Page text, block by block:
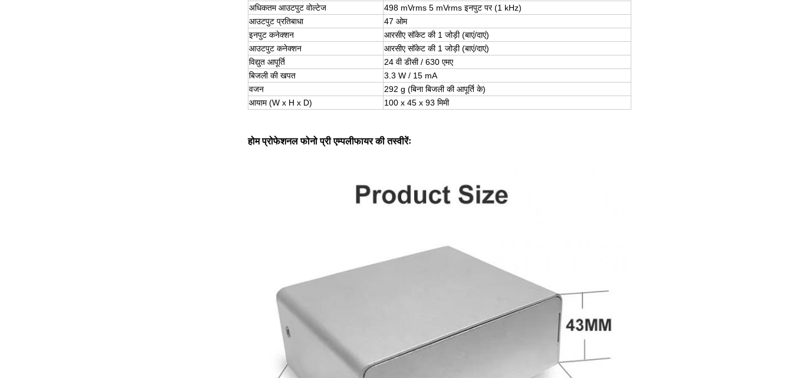
अधिकतम आउटपुट वोल्टेज
498 mVrms 5 mVrms इनपुट पर (1 kHz)
आउटपुट प्रतिबाधा
47 ओम
इनपुट कनेक्शन
आरसीए सॉकेट की 1 जोड़ी (बाएं/दाएं)
आउटपुट कनेक्शन
आरसीए सॉकेट की 1 जोड़ी (बाएं/दाएं)
विद्युत आपूर्ति
24 वी डीसी / 630 एमए
बिजली की खपत
3.3 W / 15 mA
वजन
292 g (बिना बिजली की आपूर्ति के)
आयाम (W x H x D)
100 x 45 x 93 मिमी
होम प्रोफेशनल फोनो प्री एम्पलीफायर की तस्वीरेंः